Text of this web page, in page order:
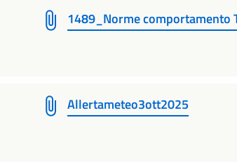
1489_Norme
Allertameteo3ott2025